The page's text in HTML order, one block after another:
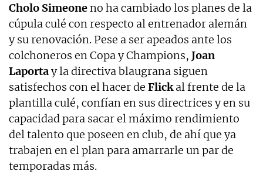
Cholo Simeoneno ha cambiado los planes de la
cúpula culé con respecto al entrenador alemán
y su renovación. Pese a ser apeados ante los
colchoneros en Copa y Champions, Joan
Laportay la directiva blaugrana siguen
satisfechos con el hacer de Flickal frente de la
plantilla culé, confían en sus directrices y en su
capacidad para sacar el máximo rendimiento
del talento que poseen en club, de ahí que ya
trabajen en el plan para amarrarle un par de
temporadas más.